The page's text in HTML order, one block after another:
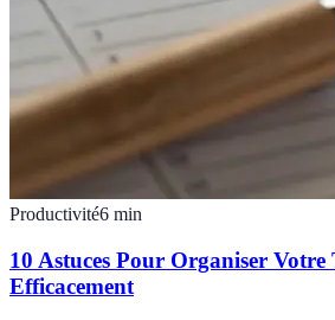
Productivité6 min
10 Astuces Pour Organiser Votre
Efficacement